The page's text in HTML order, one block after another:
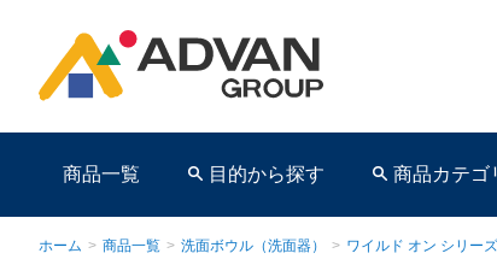
商品一覧 目的から探す 商品カテゴ
ホーム > 商品一覧 > 洗面ボウル（洗面器） > ワイルド オン シリーズ